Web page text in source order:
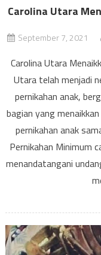
Carolina Utara
September 7, 2021
Carolina Utara
Utara telah menjadi
pernikahan anak,
bagian yang
pernikahan anak
Pernikahan Minimum
menandatangani